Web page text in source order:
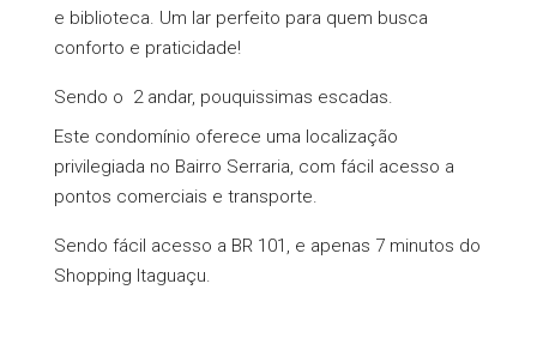
e biblioteca. Um lar perfeito para quem busca
conforto e praticidade!
Sendo o 2 andar, pouquissimas escadas.
Este condomínio oferece uma localização
privilegiada no Bairro Serraria, com fácil acesso a
pontos comerciais e transporte.
Sendo fácil acesso a BR 101, e apenas 7 minutos do
Shopping Itaguaçu.